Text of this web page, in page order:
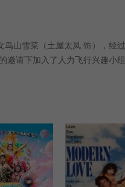
雪菜（土屋太凤 饰），经
邀请下加入了人力飞行兴趣小
的同名小说改编。